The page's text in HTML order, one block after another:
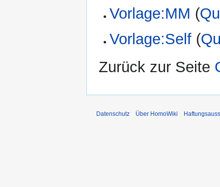
Vorlage:MM (
Vorlage:Self (
Zurück zur Seite
Datenschutz Über HomoWiki